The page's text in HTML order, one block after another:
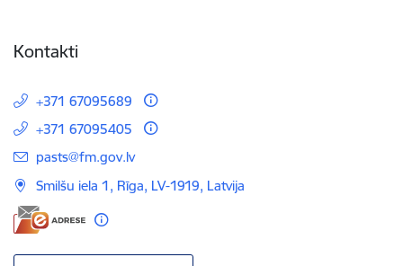
Kontakti
+371 67095689
+371 67095405
E-pasts:
pasts@fm.gov.lv
Smilšu iela 1, Rīga, LV-1919, Latvija